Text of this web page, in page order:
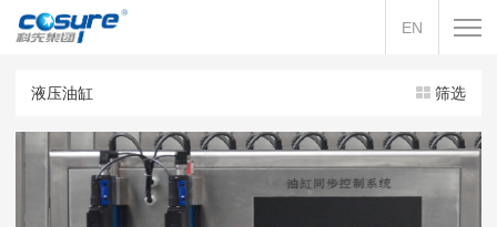
EN
液压油缸 筛选